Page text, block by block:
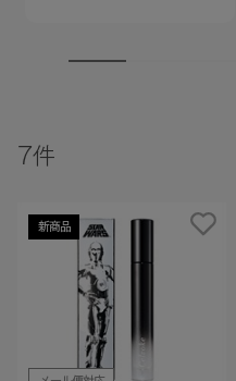
7件
新商品